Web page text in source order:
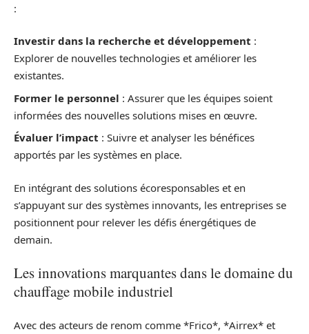
:
Investir dans la recherche et développement :
Explorer de nouvelles technologies et améliorer les
existantes.
Former le personnel : Assurer que les équipes soient
informées des nouvelles solutions mises en œuvre.
Évaluer l’impact : Suivre et analyser les bénéfices
apportés par les systèmes en place.
En intégrant des solutions écoresponsables et en
s’appuyant sur des systèmes innovants, les entreprises se
positionnent pour relever les défis énergétiques de
demain.
Les innovations marquantes dans le domaine du
chauffage mobile industriel
Avec des acteurs de renom comme *Frico*, *Airrex* et